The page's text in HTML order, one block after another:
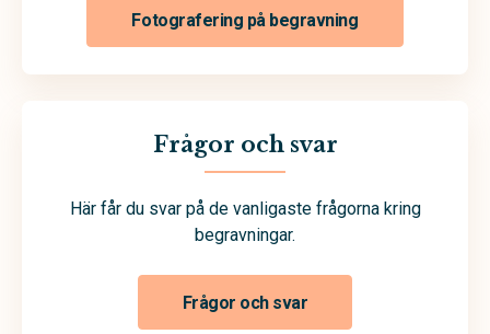
Fotografering på begravning
Frågor och svar
Här får du svar på de vanligaste frågorna kring
begravningar.
Frågor och svar